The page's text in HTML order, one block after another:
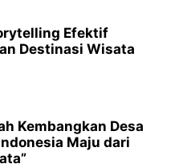
Efektif
Destinasi Wisata
Kembangkan Desa
Maju dari